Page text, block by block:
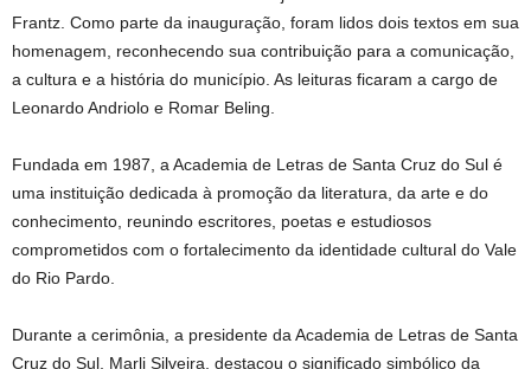
Frantz. Como parte da inauguração, foram lidos dois textos em sua
homenagem, reconhecendo sua contribuição para a comunicação,
a cultura e a história do município. As leituras ficaram a cargo de
Leonardo Andriolo e Romar Beling.
Fundada em 1987, a Academia de Letras de Santa Cruz do Sul é
uma instituição dedicada à promoção da literatura, da arte e do
conhecimento, reunindo escritores, poetas e estudiosos
comprometidos com o fortalecimento da identidade cultural do Vale
do Rio Pardo.
Durante a cerimônia, a presidente da Academia de Letras de Santa
Cruz do Sul, Marli Silveira, destacou o significado simbólico da